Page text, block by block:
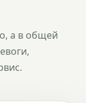
а в общей